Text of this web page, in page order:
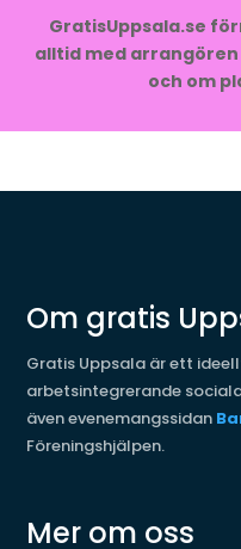
GratisUppsala.se
alltid med
och om
Om gratis
Gratis Uppsala är ett
arbetsintegrerande
även evenemangssidan
Föreningshjälpen.
Mer om oss